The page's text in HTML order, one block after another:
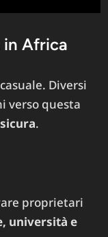
in Africa
Diversi
verso questa
.
proprietari
università e